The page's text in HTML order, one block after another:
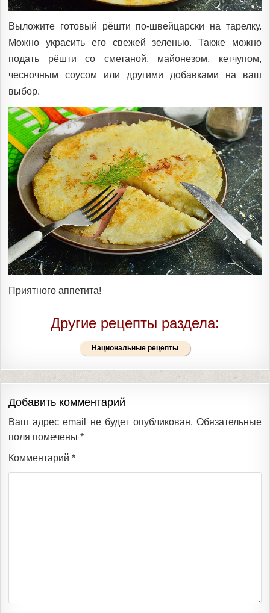
Выложите готовый рёшти по-швейцарски на тарелку.
Можно украсить его свежей зеленью. Также можно
подать рёшти со сметаной, майонезом, кетчупом,
чесночным соусом или другими добавками на ваш
выбор.
Приятного аппетита!
Другие рецепты раздела:
Национальные рецепты
Добавить комментарий
Ваш адрес email не будет опубликован. Обязательные
поля помечены *
Комментарий *